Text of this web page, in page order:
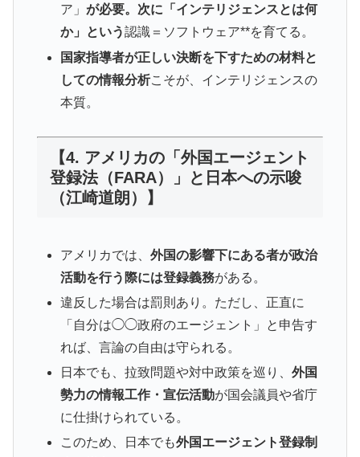
ア」 が必要。次に「インテリジェンスとは何
か」という認識＝ソフトウェア**を育てる。
国家指導者が正しい決断を下すための材料と
しての情報分析こそが、インテリジェンスの
本質。
【4. アメリカの「外国エージェント
登録法（FARA）」と日本への示唆
（江崎道朗）】
アメリカでは、 外国の影響下にある者が政治
活動を行う際には登録義務がある。
違反した場合は罰則あり。ただし、正直に
「自分は◯◯政府のエージェント」と申告す
れば、言論の自由は守られる。
日本でも、拉致問題や対中政策を巡り、 外国
勢力の情報工作・宣伝活動が国会議員や省庁
に仕掛けられている。
このため、日本でも外国エージェント登録制